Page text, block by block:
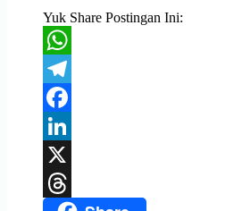
Yuk Share Postingan Ini:
WhatsApp
Telegram
Facebook
LinkedIn
X